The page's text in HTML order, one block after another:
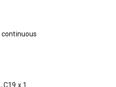
continuous
C19 x 1